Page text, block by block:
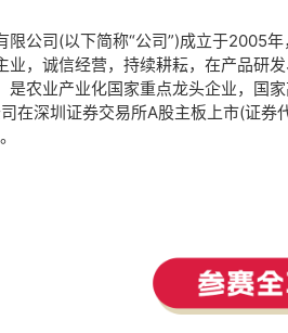
限公司(以下简称“公司”)成立于2005
业，诚信经营，持续耕耘，在产品研
是农业产业化国家重点龙头企业，国
在深圳证券交易所A股主板上市(证